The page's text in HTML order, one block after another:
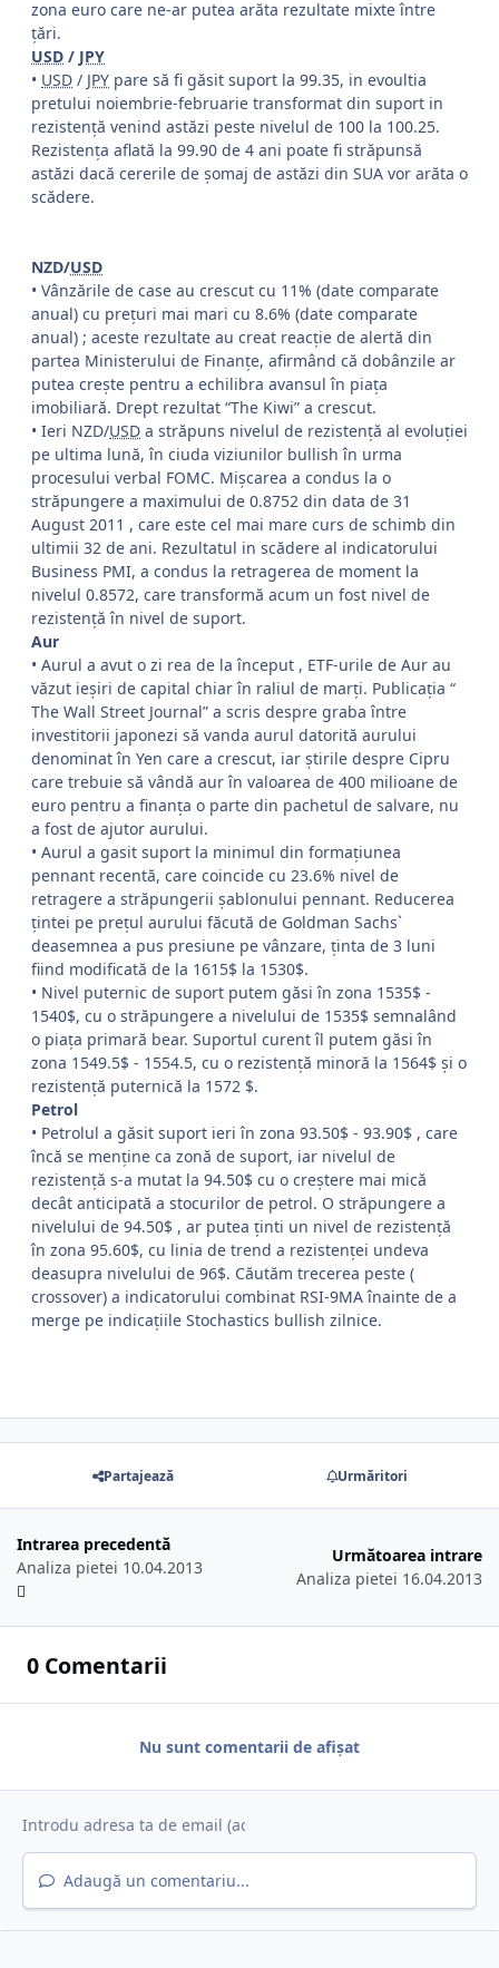
zona euro care ne-ar putea arăta rezultate mixte între
țări.
USD / JPY
• USD / JPY pare să fi găsit suport la 99.35, in evoultia
pretului noiembrie-februarie transformat din suport in
rezistenţă venind astăzi peste nivelul de 100 la 100.25.
Rezistenţa aflată la 99.90 de 4 ani poate fi străpunsă
astăzi dacă cererile de şomaj de astăzi din SUA vor arăta o
scădere.
NZD/USD
• Vânzările de case au crescut cu 11% (date comparate
anual) cu preţuri mai mari cu 8.6% (date comparate
anual) ; aceste rezultate au creat reacţie de alertă din
partea Ministerului de Finanţe, afirmând că dobânzile ar
putea creşte pentru a echilibra avansul în piaţa
imobiliară. Drept rezultat “The Kiwi” a crescut.
• Ieri NZD/USD a străpuns nivelul de rezistenţă al evoluţiei
pe ultima lună, în ciuda viziunilor bullish în urma
procesului verbal FOMC. Mişcarea a condus la o
străpungere a maximului de 0.8752 din data de 31
August 2011 , care este cel mai mare curs de schimb din
ultimii 32 de ani. Rezultatul in scădere al indicatorului
Business PMI, a condus la retragerea de moment la
nivelul 0.8572, care transformă acum un fost nivel de
rezistenţă în nivel de suport.
Aur
• Aurul a avut o zi rea de la început , ETF-urile de Aur au
văzut ieşiri de capital chiar în raliul de marţi. Publicaţia “
The Wall Street Journal” a scris despre graba între
investitorii japonezi să vanda aurul datorită aurului
denominat în Yen care a crescut, iar ştirile despre Cipru
care trebuie să vândă aur în valoarea de 400 milioane de
euro pentru a finanţa o parte din pachetul de salvare, nu
a fost de ajutor aurului.
• Aurul a gasit suport la minimul din formaţiunea
pennant recentă, care coincide cu 23.6% nivel de
retragere a străpungerii şablonului pennant. Reducerea
ţintei pe preţul aurului făcută de Goldman Sachs`
deasemnea a pus presiune pe vânzare, ţinta de 3 luni
fiind modificată de la 1615$ la 1530$.
• Nivel puternic de suport putem găsi în zona 1535$ -
1540$, cu o străpungere a nivelului de 1535$ semnalând
o piaţa primară bear. Suportul curent îl putem găsi în
zona 1549.5$ - 1554.5, cu o rezistenţă minoră la 1564$ şi o
rezistenţă puternică la 1572 $.
Petrol
• Petrolul a găsit suport ieri în zona 93.50$ - 93.90$ , care
încă se menţine ca zonă de suport, iar nivelul de
rezistenţă s-a mutat la 94.50$ cu o creştere mai mică
decât anticipată a stocurilor de petrol. O străpungere a
nivelului de 94.50$ , ar putea ţinti un nivel de rezistenţă
în zona 95.60$, cu linia de trend a rezistenţei undeva
deasupra nivelului de 96$. Căutăm trecerea peste (
crossover) a indicatorului combinat RSI-9MA înainte de a
merge pe indicaţiile Stochastics bullish zilnice.
Partajează Urmăritori
Intrarea precedentă
Analiza pietei 10.04.2013
Următoarea intrare
Analiza pietei 16.04.2013
0 Comentarii
Nu sunt comentarii de afișat
Adaugă un comentariu...